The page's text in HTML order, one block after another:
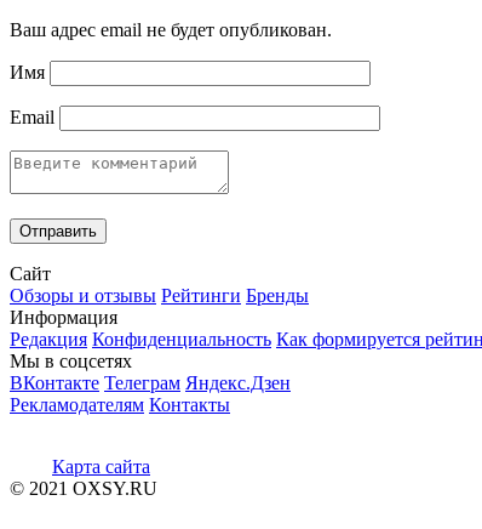
Ваш адрес email не будет опубликован.
Имя
Email
Сайт
Обзоры и отзывы Рейтинги Бренды
Информация
Редакция Конфиденциальность Как формируется
Мы в соцсетях
ВКонтакте Телеграм Яндекс.Дзен
Рекламодателям Контакты
Карта сайта
© 2021 OXSY.RU